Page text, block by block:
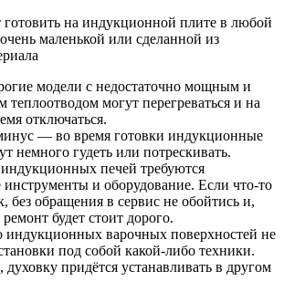
готовить на индукционной плите в любой
маленькой или сделанной из
модели с недостаточно мощным и
теплоотводом могут перегреваться и на
отключаться.
— во время готовки индукционные
немного гудеть или потрескивать.
печей требуются
и оборудование. Если что-то
без обращения в сервис не обойтись и,
ремонт будет стоит дорого.
индукционных варочных поверхностей не
под собой какой-либо техники.
духовку придётся устанавливать в другом